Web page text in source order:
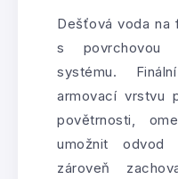
Dešťová voda na
s povrchovou
systému.
armovací vrstvu
povětrnosti,
umožnit
zároveň